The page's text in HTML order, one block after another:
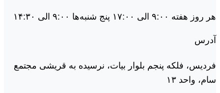
هر روز هفته ۹:۰۰ الی ۱۷:۰۰ پنج شنبه‌ها ۹:۰۰ الی ۱۴:۳۰
آدرس
فردیس، فلکه پنجم بلوار بیات، نرسیده به قریشی مجتمع
سام، واحد ۱۳